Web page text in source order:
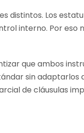
distintos. Los
interno. Por eso
que ambos
sin adaptarlos
de cláusulas